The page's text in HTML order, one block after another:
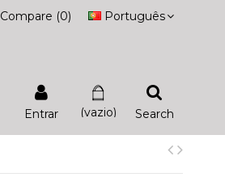
Português
Compare (0)
Search
(vazio)
Entrar